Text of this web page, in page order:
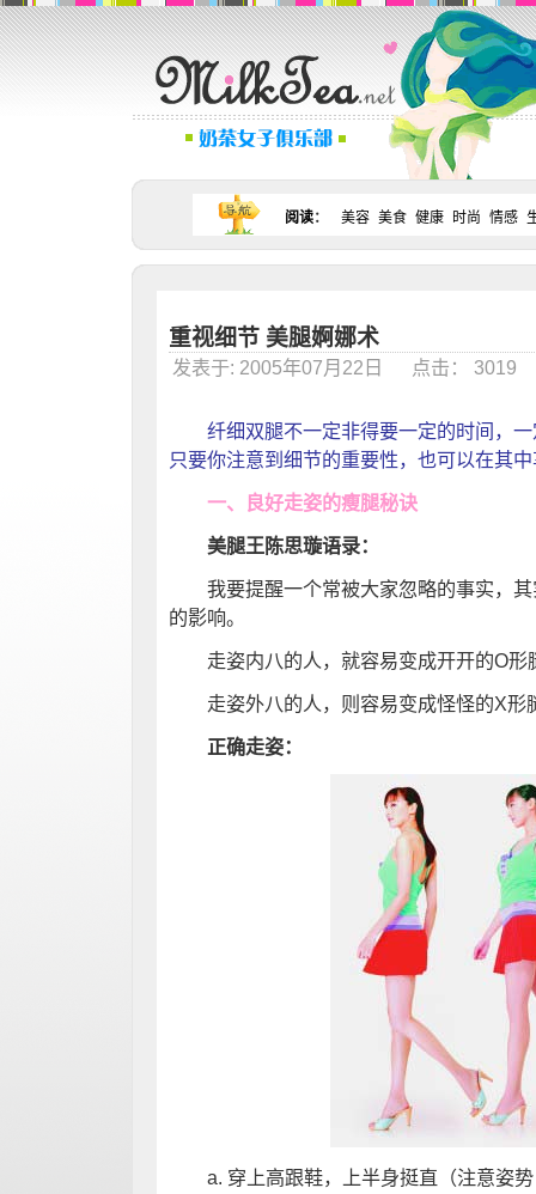
阅读： 美容 美食 健康 时尚 情感
重视细节 美腿婀娜术
发表于: 2005年07月22日 点击： 3019
纤细双腿不一定非得要一定的时间，
只要你注意到细节的重要性，也可以在其
一、良好走姿的瘦腿秘诀
美腿王陈思璇语录：
我要提醒一个常被大家忽略的事实，其
的影响。
走姿内八的人，就容易变成开开的O形
走姿外八的人，则容易变成怪怪的X形
正确走姿：
a. 穿上高跟鞋，上半身挺直（注意姿势